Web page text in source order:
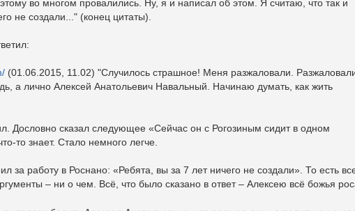
во многом провалились. Ну, я и написал об этом. Я считаю, что так и
не создали..." (конец цитаты).
(01.06.2015, 11.02) "Случилось страшное! Меня разжаловали.
а лично Алексей Анатольевич Навальный. Начинаю думать, как жить
Дословно сказал следующее «Сейчас он с Рогозиным сидит в одном
то знает. Стало немного легче.
за работу в Роснано: «Ребята, вы за 7 лет ничего не создали». То есть
– ни о чем. Всё, что было сказано в ответ – Алексею всё божья